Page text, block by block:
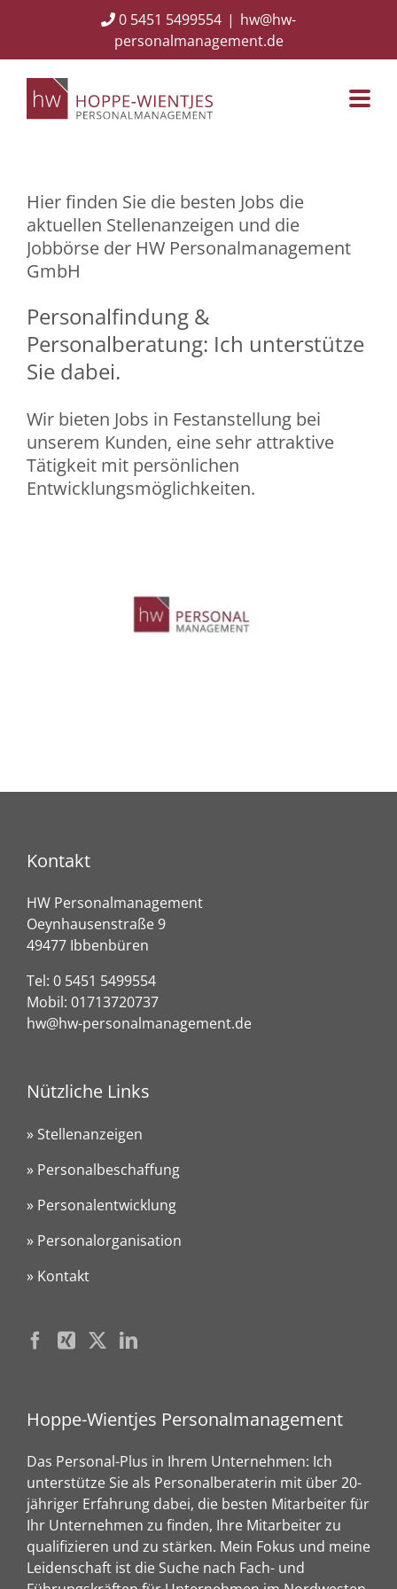
0 5451 5499554 | hw@hw-
personalmanagement.de
Hier finden Sie die besten Jobs die
aktuellen Stellenanzeigen und die
Jobbörse der HW Personalmanagement
GmbH
Personalfindung &
Personalberatung: Ich unterstütze
Sie dabei.
Wir bieten Jobs in Festanstellung bei
unserem Kunden, eine sehr attraktive
Tätigkeit mit persönlichen
Entwicklungsmöglichkeiten.
Kontakt
HW Personalmanagement
Oeynhausenstraße 9
49477 Ibbenbüren
Tel: 0 5451 5499554
Mobil: 01713720737
hw@hw-personalmanagement.de
Nützliche Links
» Stellenanzeigen
» Personalbeschaffung
» Personalentwicklung
» Personalorganisation
» Kontakt
Hoppe-Wientjes Personalmanagement
Das Personal-Plus in Ihrem Unternehmen: Ich
unterstütze Sie als Personalberaterin mit über 20-
jähriger Erfahrung dabei, die besten Mitarbeiter für
Ihr Unternehmen zu finden, Ihre Mitarbeiter zu
qualifizieren und zu stärken. Mein Fokus und meine
Leidenschaft ist die Suche nach Fach- und